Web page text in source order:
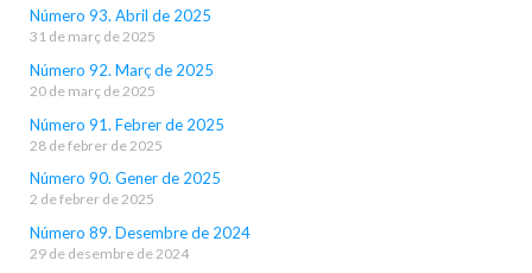
Número 93. Abril de 2025
31 de març de 2025
Número 92. Març de 2025
20 de març de 2025
Número 91. Febrer de 2025
28 de febrer de 2025
Número 90. Gener de 2025
2 de febrer de 2025
Número 89. Desembre de 2024
29 de desembre de 2024